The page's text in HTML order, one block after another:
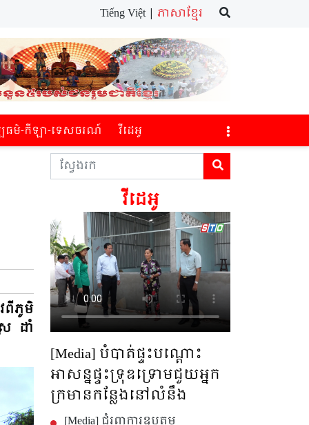
Tiếng Việt | ភាសាខ្មែរ
បធម៌​-កីឡា-ទេស​ចរណ៍​ វីដេអូ
ពីភូមិ
ដាំ
វីដេអូ
[Media] បំបាត់ផ្ទះបណ្តោះ
អាសន្នផ្ទះទ្រុឌទ្រោមជួយអ្នក
ក្រមានកន្លែងនៅលំនឹង
[Media] ជំរុញការឧបត្ថម្ភ